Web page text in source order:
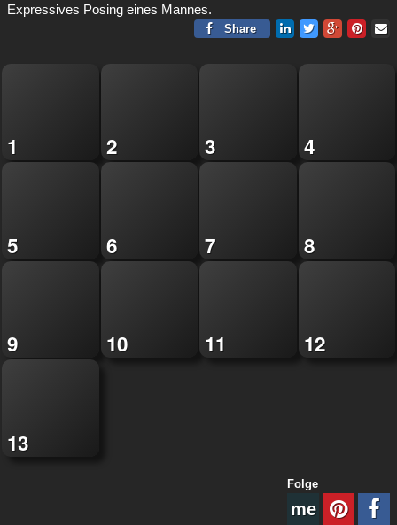
Expressives Posing eines Mannes.
Share
1 2 3 4
5 6 7 8
9 10 11 12
13
Folge
me